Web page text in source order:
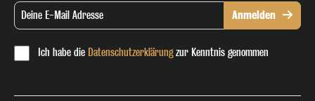
Ich habe die Datenschutzerklärungzur Kenntnis genommen
Anmelden